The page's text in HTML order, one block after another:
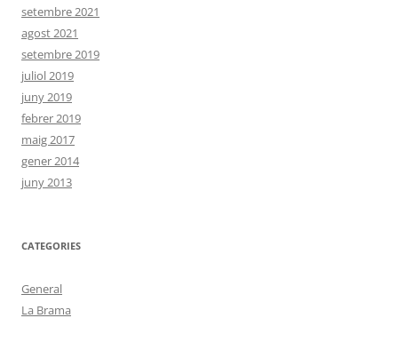
setembre 2021
agost 2021
setembre 2019
juliol 2019
juny 2019
febrer 2019
maig 2017
gener 2014
juny 2013
CATEGORIES
General
La Brama